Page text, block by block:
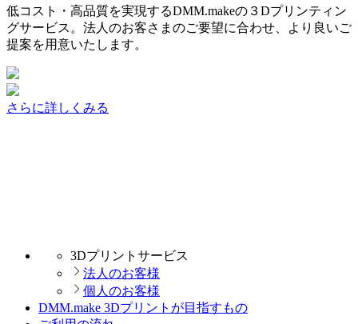
低コスト・高品質を実現するDMM.makeの３Dプリンティン
グサービス。法人のお客さまのご要望に合わせ、より良いご
提案を用意いたします。
さらに詳しくみる
3Dプリントサービス
法人のお客様
個人のお客様
DMM.make 3Dプリントが目指すもの